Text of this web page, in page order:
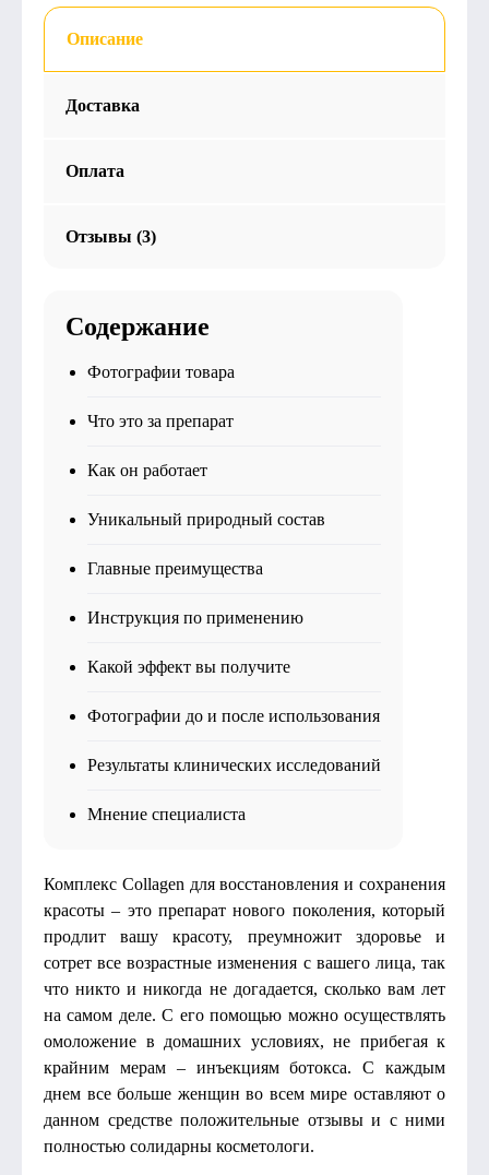
Описание
Доставка
Оплата
Отзывы (3)
Содержание
Фотографии товара
Что это за препарат
Как он работает
Уникальный природный состав
Главные преимущества
Инструкция по применению
Какой эффект вы получите
Фотографии до и после использования
Результаты клинических исследований
Мнение специалиста
Комплекс Collagen для восстановления и сохранения
красоты – это препарат нового поколения, который
продлит вашу красоту, преумножит здоровье и
сотрет все возрастные изменения с вашего лица, так
что никто и никогда не догадается, сколько вам лет
на самом деле. С его помощью можно осуществлять
омоложение в домашних условиях, не прибегая к
крайним мерам – инъекциям ботокса. С каждым
днем все больше женщин во всем мире оставляют о
данном средстве положительные отзывы и с ними
полностью солидарны косметологи.